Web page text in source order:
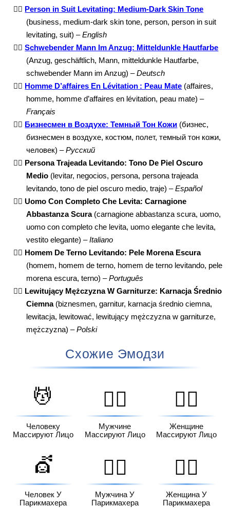
🕴🏾 Person in Suit Levitating: Medium-Dark Skin Tone
(business, medium-dark skin tone, person, person in suit
levitating, suit) –English
🕴🏾 Schwebender Mann Im Anzug: Mitteldunkle Hautfarbe
(Anzug, geschäftlich, Mann, mitteldunkle Hautfarbe,
schwebender Mann im Anzug) –Deutsch
🕴🏾 Homme D’affaires En Lévitation : Peau Mate (affaires,
homme, homme d’affaires en lévitation, peau mate) –
Français
🕴🏾 Бизнесмен в Воздухе: Темный Тон Кожи (бизнес,
бизнесмен в воздухе, костюм, полет, темный тон кожи,
человек) –Русский
🕴🏾 Persona Trajeada Levitando: Tono De Piel Oscuro
Medio (levitar, negocios, persona, persona trajeada
levitando, tono de piel oscuro medio, traje) –Español
🕴🏾 Uomo Con Completo Che Levita: Carnagione
Abbastanza Scura(carnagione abbastanza scura, uomo,
uomo con completo che levita, uomo elegante che levita,
vestito elegante) –Italiano
🕴🏾 Homem De Terno Levitando: Pele Morena Escura
(homem, homem de terno, homem de terno levitando, pele
morena escura, terno) –Português
🕴🏾 Lewitujący Mężczyzna W Garniturze: Karnacja Średnio
Ciemna(biznesmen, garnitur, karnacja średnio ciemna,
lewitacja, lewitować, lewitujący mężczyzna w garniturze,
mężczyzna) –Polski
Схожие Эмодзи
💆
Человеку
Массируют Лицо
💆‍♂️
Мужчине
Массируют Лицо
💆‍♀️
Женщине
Массируют Лицо
💇
Человек У
Парикмахера
💇‍♂️
Мужчина У
Парикмахера
💇‍♀️
Женщина У
Парикмахера